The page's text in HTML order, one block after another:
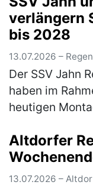
verlängern
bis 2028
13.07.2026 –
Der SSV Jahn
haben im
heutigen
fortsetzen. Die
(mehr)
Altdorfer
13.07.2026 –